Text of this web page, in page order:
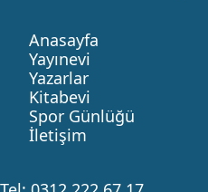
Anasayfa
Yayınevi
Yazarlar
Kitabevi
Spor Günlüğü
İletişim